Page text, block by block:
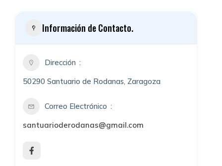
Información de Contacto.
Dirección
50290 Santuario de Rodanas, Zaragoza
Correo Electrónico
santuarioderodanas@gmail.com